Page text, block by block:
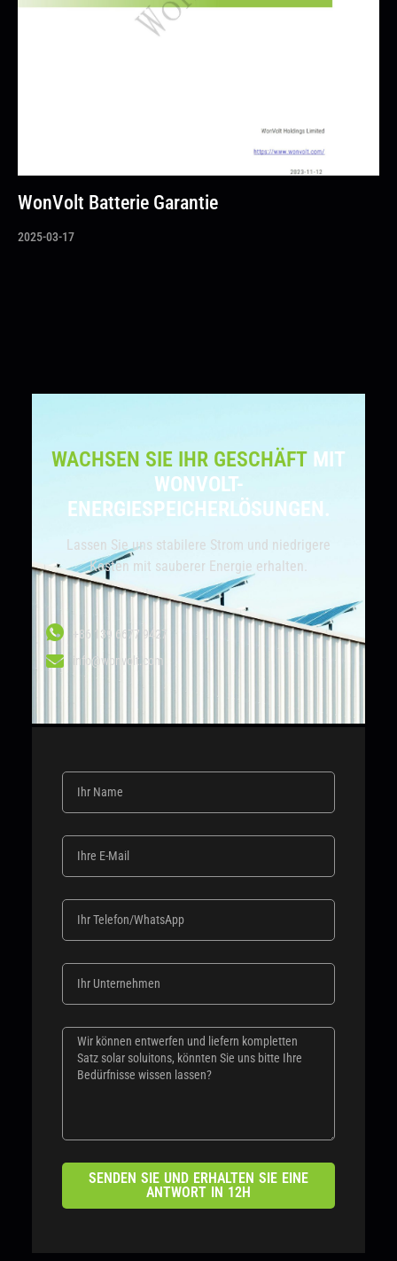
WonVolt Batterie Garantie
2025-03-17
WACHSEN SIE IHR GESCHÄFT MIT
WONVOLT-
ENERGIESPEICHERLÖSUNGEN.
Lassen Sie uns stabilere Strom und niedrigere
Kosten mit sauberer Energie erhalten.
+86 139 6677 9427
info@wonvolt.com
SENDEN SIE UND ERHALTEN SIE EINE
ANTWORT IN 12H